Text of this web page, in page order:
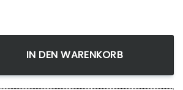
Robuster Spielteppich mit
IN DEN WARENKORB